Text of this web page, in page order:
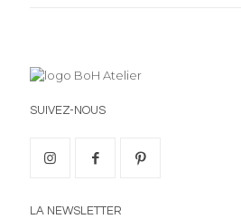
SUIVEZ-NOUS
LA NEWSLETTER